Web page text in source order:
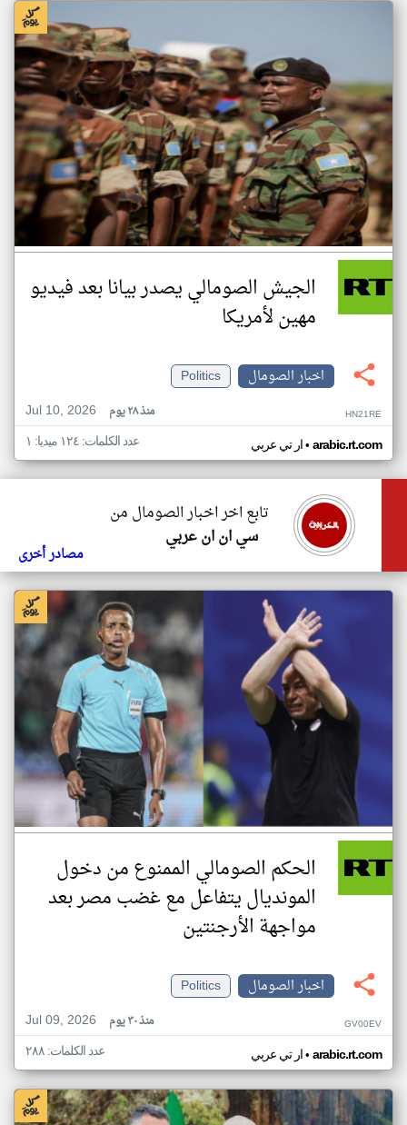
الجيش الصومالي يصدر بيانا بعد فيديو
مهين لأمريكا
اخبار الصومال
Politics
Jul 10, 2026
منذ ٢٨ يوم HN21RE
ار تي عربي• arabic.rt.com عدد الكلمات: ١٢٤ ميديا: ١
تابع اخر اخبار الصومال من
سي ان ان عربي
مصادر أخرى
الحكم الصومالي الممنوع من دخول
المونديال يتفاعل مع غضب مصر بعد
مواجهة الأرجنتين
اخبار الصومال
Politics
Jul 09, 2026
منذ ٣٠ يوم GV00EV
ار تي عربي• arabic.rt.com عدد الكلمات: ٢٨٨